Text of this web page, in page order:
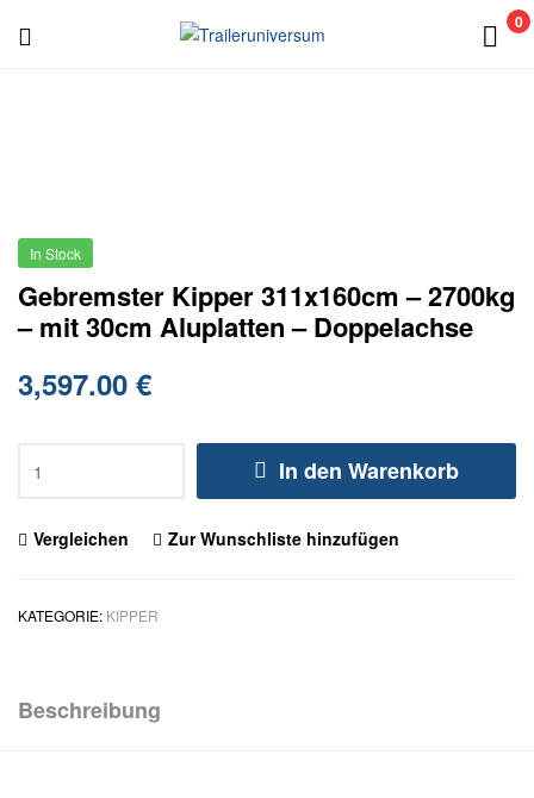
0
In Stock
Gebremster Kipper 311x160cm – 2700kg
– mit 30cm Aluplatten – Doppelachse
3,597.00 €
In den Warenkorb
Vergleichen Zur Wunschliste hinzufügen
KATEGORIE: KIPPER
Beschreibung